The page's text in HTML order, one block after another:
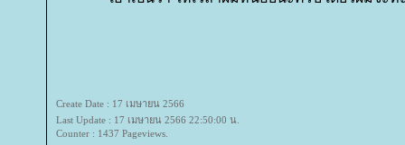
Create Date : 17 เมษายน 2566
Last Update : 17 เมษายน 2566 22:50:00 น.
Counter : 1437 Pageviews.